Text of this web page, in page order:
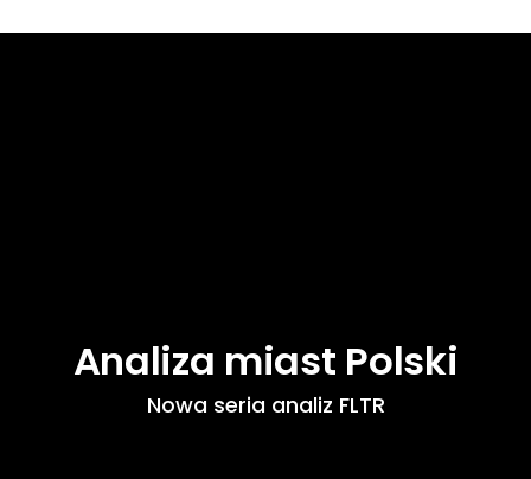
Analiza miast Polski
Nowa seria analiz FLTR